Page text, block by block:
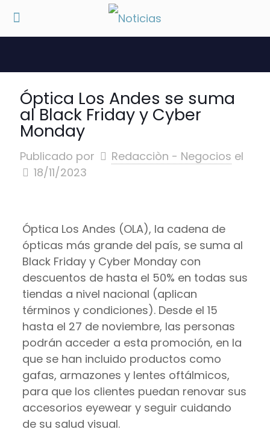
Óptica Los Andes se suma
al Black Friday y Cyber
Monday
Publicado por Redacciòn - Negocios el
18/11/2023
Óptica Los Andes (OLA), la cadena de
ópticas más grande del país, se suma al
Black Friday y Cyber Monday con
descuentos de hasta el 50% en todas sus
tiendas a nivel nacional (aplican
términos y condiciones). Desde el 15
hasta el 27 de noviembre, las personas
podrán acceder a esta promoción, en la
que se han incluido productos como
gafas, armazones y lentes oftálmicos,
para que los clientes puedan renovar sus
accesorios eyewear y seguir cuidando
de su salud visual.